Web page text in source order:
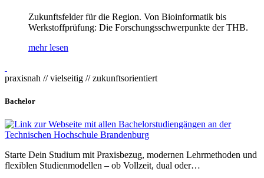
Zukunftsfelder für die Region. Von Bioinformatik bis
Werkstoffprüfung: Die Forschungsschwerpunkte der THB.
mehr lesen
praxisnah // vielseitig // zukunftsorientiert
Bachelor
Starte Dein Studium mit Praxisbezug, modernen Lehrmethoden und
flexiblen Studienmodellen – ob Vollzeit, dual oder…